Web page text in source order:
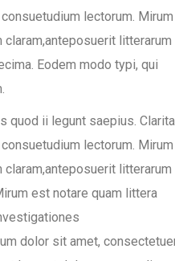
lectorum. Mirum
claram,anteposuerit litterarum
Eodem modo typi, qui
quod ii legunt saepius.
lectorum. Mirum
claram,anteposuerit litterarum
est notare quam littera
dolor sit amet,